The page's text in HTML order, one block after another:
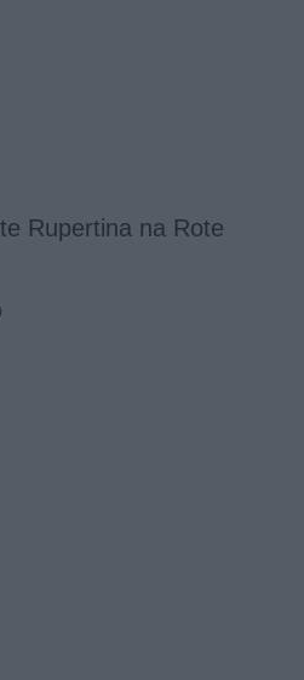
Rupertina na Rote